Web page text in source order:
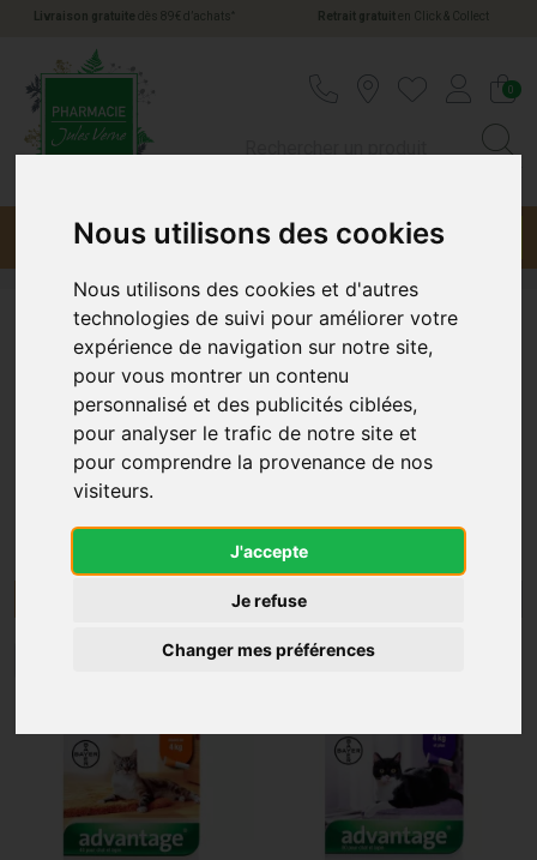
Nous utilisons des cookies
Nous utilisons des cookies et d'autres
technologies de suivi pour améliorer votre
expérience de navigation sur notre site,
pour vous montrer un contenu
personnalisé et des publicités ciblées,
pour analyser le trafic de notre site et
pour comprendre la provenance de nos
visiteurs.
J'accepte
Je refuse
Changer mes préférences
Livraison gratuite dès 89€ d’achats * Retrait gratuiten Click & Collect
0
Menu Promotions
Bayer Santé Animale